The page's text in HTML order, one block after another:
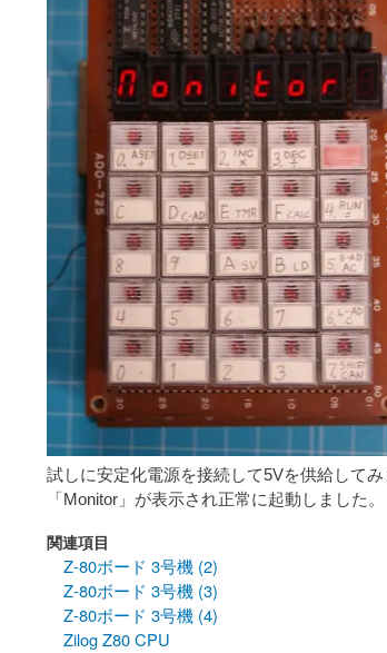
試しに安定化電源を接続して5Vを供給して
「Monitor」が表示され正常に起動しました。
関連項目
Z-80ボード 3号機 (2)
Z-80ボード 3号機 (3)
Z-80ボード 3号機 (4)
Zilog Z80 CPU